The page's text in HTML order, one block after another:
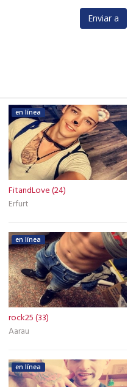
en línea
FitandLove (24)
Erfurt
en línea
rock25 (33)
Aarau
en línea